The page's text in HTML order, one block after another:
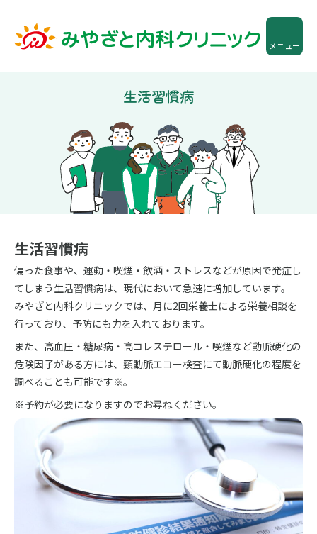
生活習慣病
生活習慣病
偏った食事や、運動・喫煙・飲酒・ストレスなどが原因で発症し
てしまう生活習慣病は、現代において急速に増加しています。
みやざと内科クリニックでは、月に2回栄養士による栄養相談を
行っており、予防にも力を入れております。
また、高血圧・糖尿病・高コレステロール・喫煙など動脈硬化の
危険因子がある方には、頸動脈エコー検査にて動脈硬化の程度を
調べることも可能です※。
※予約が必要になりますのでお尋ねください。
メニュー